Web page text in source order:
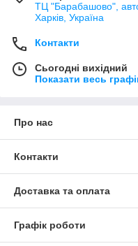
ТЦ "Барабашово",
Харків, Україна
Контакти
Сьогодні вихідний
Показати весь
Про нас
Контакти
Доставка та оплата
Графік роботи